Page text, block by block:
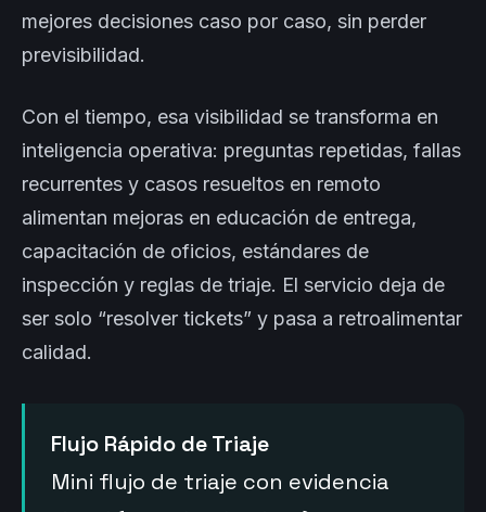
mejores decisiones caso por caso, sin perder
previsibilidad.
Con el tiempo, esa visibilidad se transforma en
inteligencia operativa: preguntas repetidas, fallas
recurrentes y casos resueltos en remoto
alimentan mejoras en educación de entrega,
capacitación de oficios, estándares de
inspección y reglas de triaje. El servicio deja de
ser solo “resolver tickets” y pasa a retroalimentar
calidad.
Flujo Rápido de Triaje
Mini flujo de triaje con evidencia